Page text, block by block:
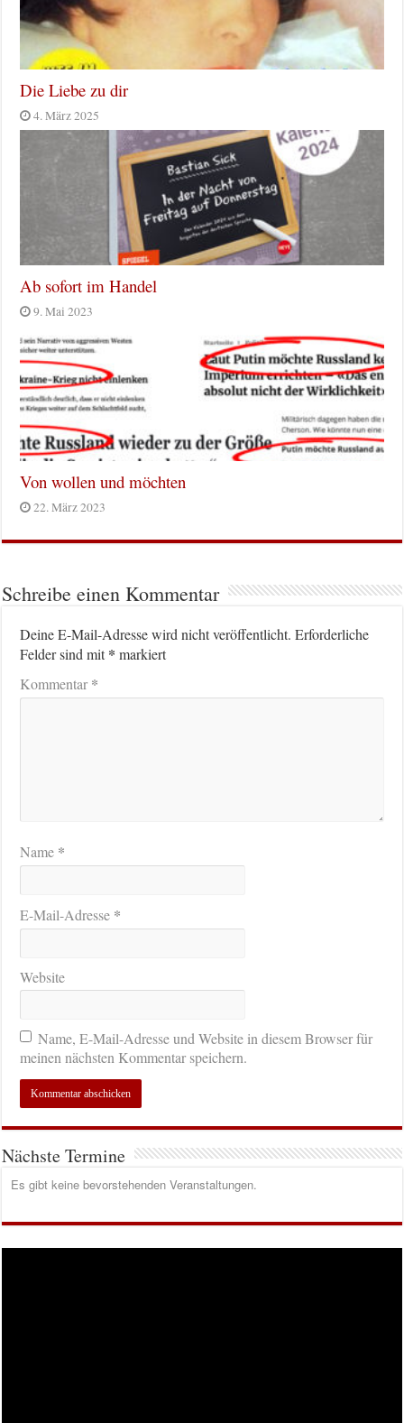
Die Liebe zu dir
4. März 2025
Ab sofort im Handel
9. Mai 2023
Von wollen und möchten
22. März 2023
Schreibe einen Kommentar
Deine E-Mail-Adresse wird nicht veröffentlicht. Erforderliche
Felder sind mit* markiert
Kommentar*
Name *
E-Mail-Adresse *
Website
Name, E-Mail-Adresse und Website in diesem Browser für
meinen nächsten Kommentar speichern.
Nächste Termine
Es gibt keine bevorstehenden Veranstaltungen.